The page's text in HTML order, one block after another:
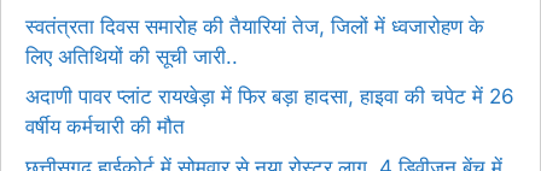
स्वतंत्रता दिवस समारोह की तैयारियां तेज, जिलों में ध्वजारोहण के
लिए अतिथियों की सूची जारी..
अदाणी पावर प्लांट रायखेड़ा में फिर बड़ा हादसा, हाइवा की चपेट में 26
वर्षीय कर्मचारी की मौत